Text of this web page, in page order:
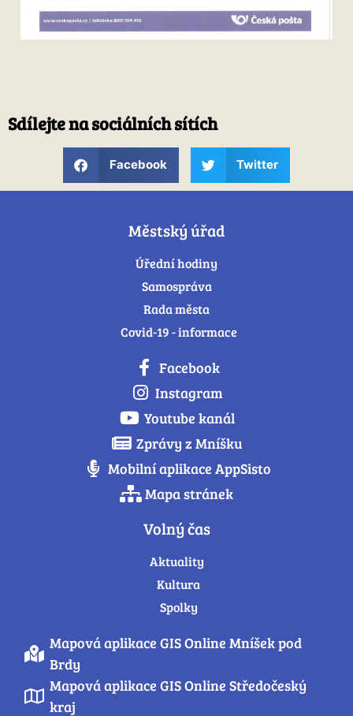
Sdílejte na sociálních sítích
Facebook Twitter
Městský úřad
Úřední hodiny
Samospráva
Rada města
Covid-19 - informace
Facebook
Instagram
Youtube kanál
Zprávy z Mníšku
Mobilní aplikace AppSisto
Mapa stránek
Volný čas
Aktuality
Kultura
Spolky
Mapová aplikace GIS Online Mníšek pod
Brdy
Mapová aplikace GIS Online Středočeský
kraj